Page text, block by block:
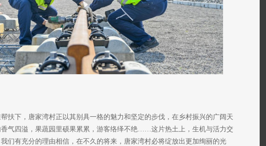
扶下，唐家湾村正以其别具一格的魅力和坚定的步伐，在乡村振兴的广阔天
气四溢，果蔬园里硕果累累，游客络绎不绝……这片热土上，生机与活力交
们有充分的理由相信，在不久的将来，唐家湾村必将绽放出更加绚丽的光